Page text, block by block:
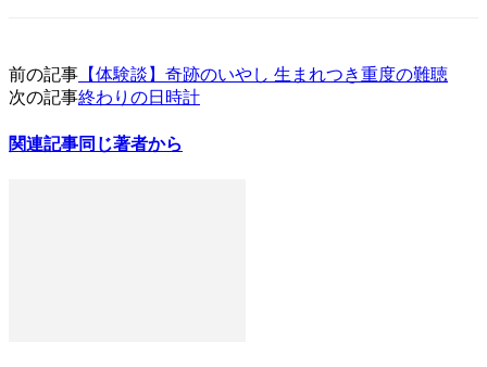
前の記事 【体験談】奇跡のいやし 生まれつき重度の難聴
次の記事終わりの日時計
関連記事同じ著者から